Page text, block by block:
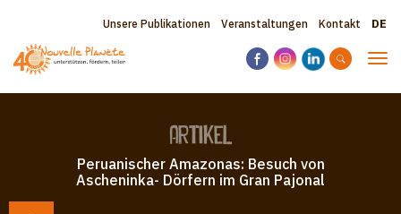
Inhalt
Topbar
menu
Unsere Publikationen Veranstaltungen Kontakt
Artikel
Peruanischer Amazonas: Besuch von
Ascheninka- Dörfern im Gran Pajonal